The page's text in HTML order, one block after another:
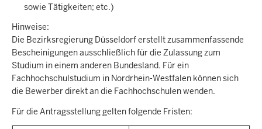
sowie Tätigkeiten; etc.)
Hinweise:
Die Bezirksregierung Düsseldorf erstellt zusammenfassende
Bescheinigungen ausschließlich für die Zulassung zum
Studium in einem anderen Bundesland. Für ein
Fachhochschulstudium in Nordrhein-Westfalen können sich
die Bewerber direkt an die Fachhochschulen wenden.
Für die Antragsstellung gelten folgende Fristen: